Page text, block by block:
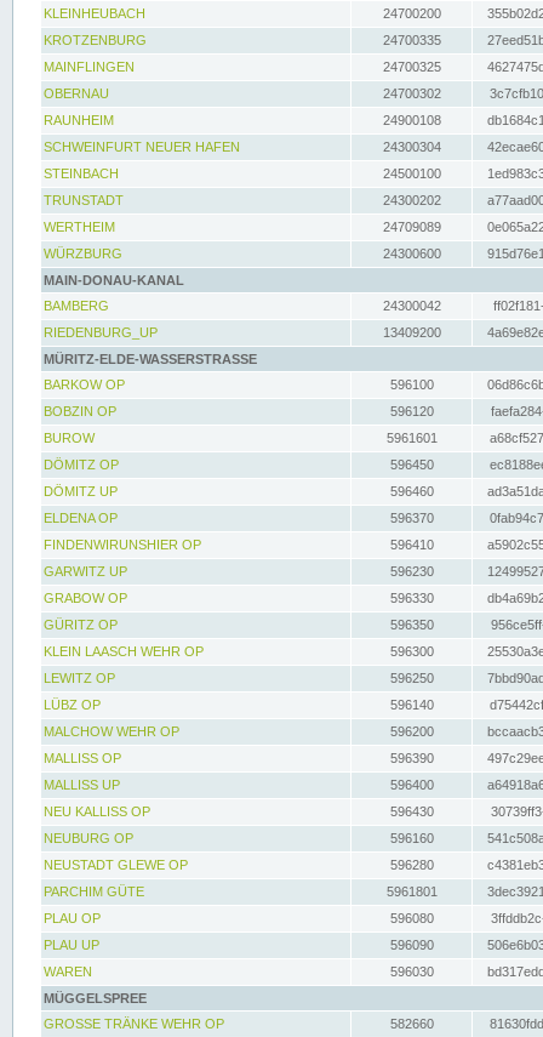
KLEINHEUBACH 24700200
KROTZENBURG
24700335
MAINFLINGEN
24700325
OBERNAU
24700302
RAUNHEIM
24900108
SCHWEINFURT NEUER HAFEN
24300304
STEINBACH
24500100
TRUNSTADT
24300202
WERTHEIM
24709089
WÜRZBURG
24300600
MAIN-DONAU-KANAL
BAMBERG
24300042
RIEDENBURG_UP
13409200
MÜRITZ-ELDE-WASSERSTRASSE
BARKOW OP
596100
BOBZIN OP
596120
BUROW
5961601
DÖMITZ OP
596450
DÖMITZ UP
596460
ELDENA OP
596370
FINDENWIRUNSHIER OP
596410
GARWITZ UP
596230
GRABOW OP
596330
GÜRITZ OP
596350
KLEIN LAASCH WEHR OP
596300
LEWITZ OP
596250
LÜBZ OP
596140
MALCHOW WEHR OP
596200
MALLISS OP
596390
MALLISS UP
596400
NEU KALLISS OP
596430
NEUBURG OP
596160
NEUSTADT GLEWE OP
596280
PARCHIM GÜTE
5961801
PLAU OP
596080
PLAU UP
596090
WAREN
596030
MÜGGELSPREE
GROSSE TRÄNKE WEHR OP
582660